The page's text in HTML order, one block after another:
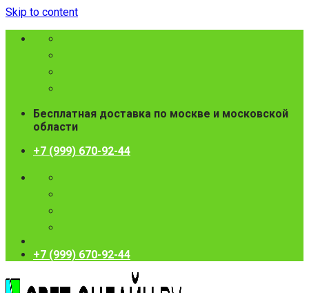
Skip to content
Бесплатная доставка по москве и московской
области
+7 (999) 670-92-44
+7 (999) 670-92-44